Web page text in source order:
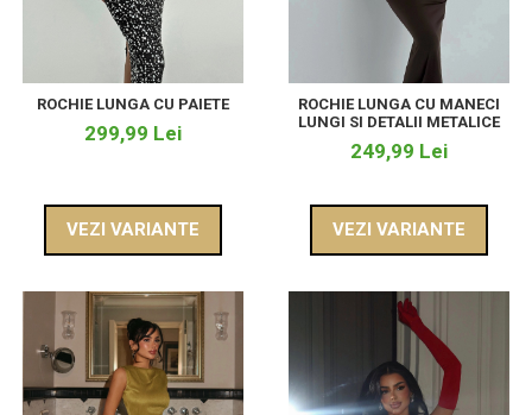
ROCHIE LUNGA CU PAIETE
299,99 Lei
VEZI VARIANTE
ROCHIE LUNGA CU MANECI
LUNGI SI DETALII METALICE
249,99 Lei
VEZI VARIANTE